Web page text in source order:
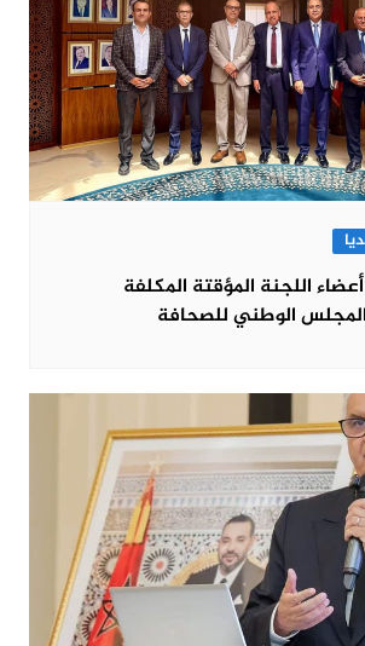
اللجنة المؤقتة المكلفة
الوطني للصحافة